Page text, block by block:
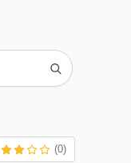
(0)